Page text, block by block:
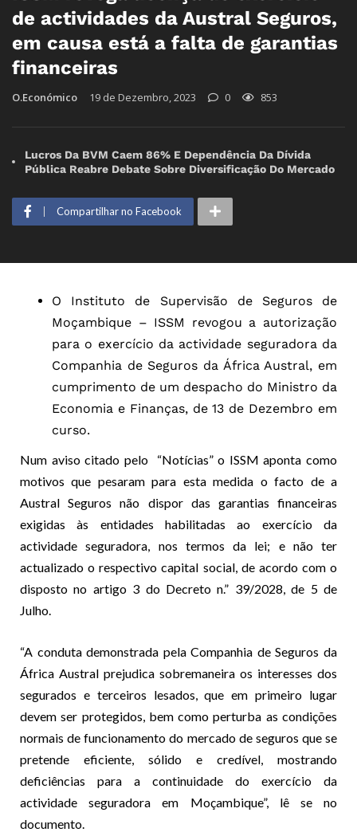
de actividades da Austral Seguros,
em causa está a falta de garantias
financeiras
O.Económico 19 de Dezembro, 2023 0 853
Lucros Da BVM Caem 86% E Dependência Da Dívida
Pública Reabre Debate Sobre Diversificação Do Mercado
Compartilhar no Facebook
O Instituto de Supervisão de Seguros de
Moçambique – ISSM revogou a autorização
para o exercício da actividade seguradora da
Companhia de Seguros da África Austral, em
cumprimento de um despacho do Ministro da
Economia e Finanças, de 13 de Dezembro em
curso.
Num aviso citado pelo “Notícias” o ISSM aponta como
motivos que pesaram para esta medida o facto de a
Austral Seguros não dispor das garantias financeiras
exigidas às entidades habilitadas ao exercício da
actividade seguradora, nos termos da lei; e não ter
actualizado o respectivo capital social, de acordo com o
disposto no artigo 3 do Decreto n.” 39/2028, de 5 de
Julho.
“A conduta demonstrada pela Companhia de Seguros da
África Austral prejudica sobremaneira os interesses dos
segurados e terceiros lesados, que em primeiro lugar
devem ser protegidos, bem como perturba as condições
normais de funcionamento do mercado de seguros que se
pretende eficiente, sólido e credível, mostrando
deficiências para a continuidade do exercício da
actividade seguradora em Moçambique”, lê se no
documento.